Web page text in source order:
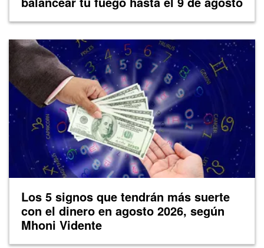
Los 5 signos que tendrán más suerte
con el dinero en agosto 2026, según
Mhoni Vidente